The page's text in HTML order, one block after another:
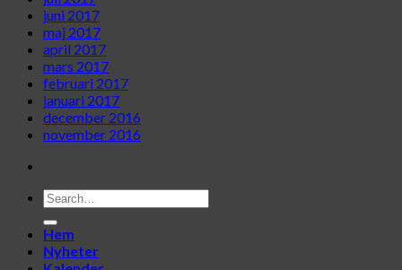
juni 2017
maj 2017
april 2017
mars 2017
februari 2017
januari 2017
december 2016
november 2016
Hem
Nyheter